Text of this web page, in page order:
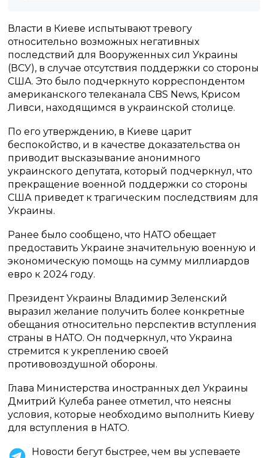
Власти в Киеве испытывают тревогу
относительно возможных негативных
последствий для Вооруженных сил Украины
(ВСУ), в случае отсутствия поддержки со стороны
США. Это было подчеркнуто корреспондентом
американского телеканала CBS News, Крисом
Ливси, находящимся в украинской столице.
По его утверждению, в Киеве царит
беспокойство, и в качестве доказательства он
приводит высказывание анонимного
украинского депутата, который подчеркнул, что
прекращение военной поддержки со стороны
США приведет к трагическим последствиям для
Украины.
Ранее было сообщено, что НАТО обещает
предоставить Украине значительную военную и
экономическую помощь на сумму миллиардов
евро к 2024 году.
Президент Украины Владимир Зеленский
выразил желание получить более конкретные
обещания относительно перспектив вступления
страны в НАТО. Он подчеркнул, что Украина
стремится к укреплению своей
противовоздушной обороны.
Глава Министерства иностранных дел Украины
Дмитрий Кулеба ранее отметил, что неясны
условия, которые необходимо выполнить Киеву
для вступления в НАТО.
Новости бегут быстрее, чем вы успеваете